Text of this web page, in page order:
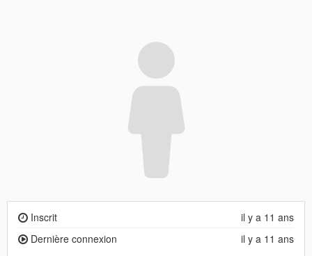
il y a 11 ans
Inscrit
il y a 11 ans
Dernière connexion